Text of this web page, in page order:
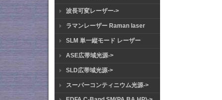
波長可変レーザー->
ラマンレーザー Raman laser
SLM 単一縦モード レーザー
ASE広帯域光源->
SLD広帯域光源->
スーパーコンティニウム光源->